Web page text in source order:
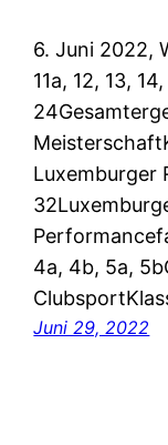
6. Juni 2022,
11a, 12, 13,
Luxemburger
4a, 4b, 5a,
Juni 29, 2022